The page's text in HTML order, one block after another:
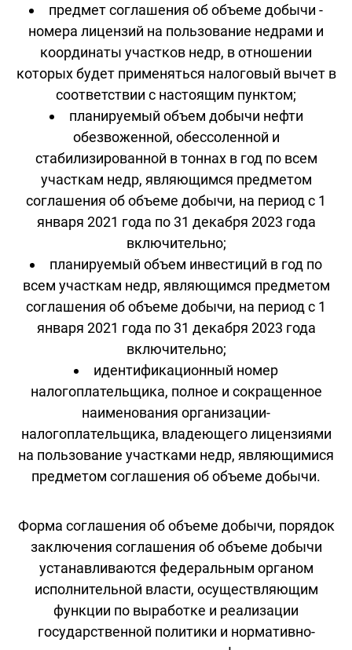
предмет соглашения об объеме добычи -
номера лицензий на пользование недрами и
координаты участков недр, в отношении
которых будет применяться налоговый вычет в
соответствии с настоящим пунктом;
планируемый объем добычи нефти
обезвоженной, обессоленной и
стабилизированной в тоннах в год по всем
участкам недр, являющимся предметом
соглашения об объеме добычи, на период с 1
января 2021 года по 31 декабря 2023 года
включительно;
планируемый объем инвестиций в год по
всем участкам недр, являющимся предметом
соглашения об объеме добычи, на период с 1
января 2021 года по 31 декабря 2023 года
включительно;
идентификационный номер
налогоплательщика, полное и сокращенное
наименования организации-
налогоплательщика, владеющего лицензиями
на пользование участками недр, являющимися
предметом соглашения об объеме добычи.
Форма соглашения об объеме добычи, порядок
заключения соглашения об объеме добычи
устанавливаются федеральным органом
исполнительной власти, осуществляющим
функции по выработке и реализации
государственной политики и нормативно-